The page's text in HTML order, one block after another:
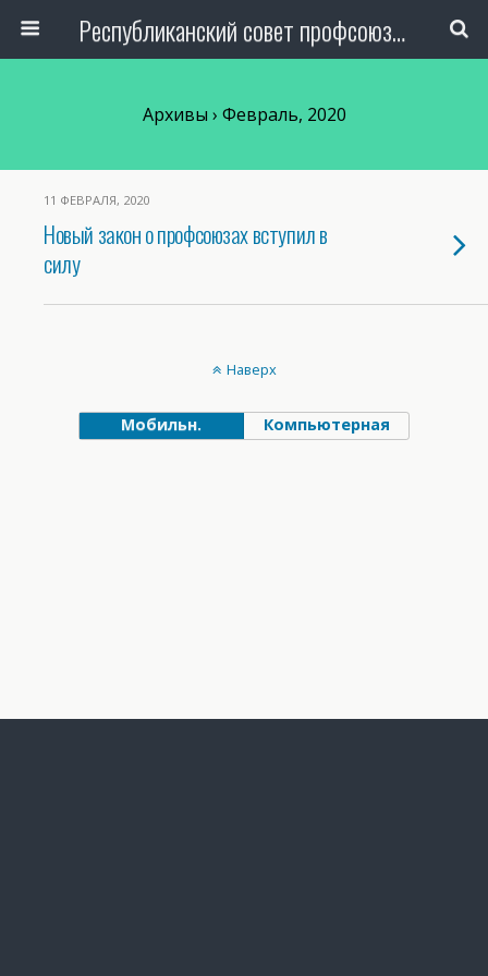
Республиканский совет профсоюза авиаработников Узбекистана
Архивы › Февраль, 2020
11 ФЕВРАЛЯ, 2020
Новый закон о профсоюзах вступил в
силу
Наверх
Мобильн. Компьютерная